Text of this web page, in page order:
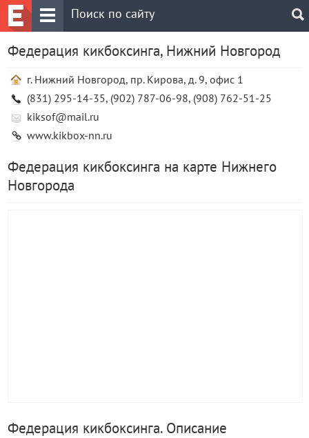
Федерация кикбоксинга, Нижний Новгород
г. Нижний Новгород, пр. Кирова, д. 9, офис 1
(831) 295-14-35, (902) 787-06-98, (908) 762-51-25
kiksof@mail.ru
www.kikbox-nn.ru
Федерация кикбоксинга на карте Нижнего
Новгорода
Федерация кикбоксинга. Описание